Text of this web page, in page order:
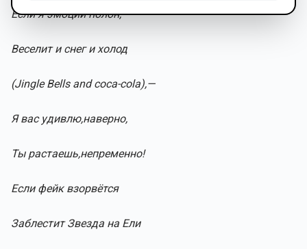
Если я эмоций полон,
Веселит и снег и холод
(Jingle Bells and coca-cola),—
Я вас удивлю,наверно,
Ты растаешь,непременно!
Если фейк взорвётся
Заблестит Звезда на Ели